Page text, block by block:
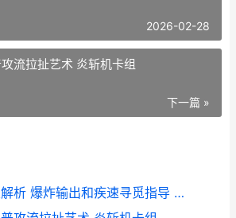
2026-02-28
流拉扯艺术 炎斩机卡组
下一篇 »
富克旺技能终极解析 爆炸输出和疾速寻觅指导 富克什么意思